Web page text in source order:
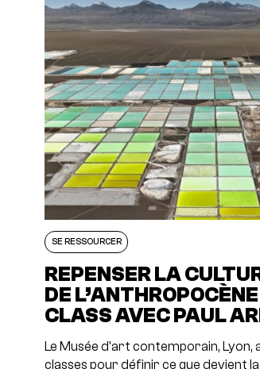
SE RESSOURCER
REPENSER LA
DE
CLASS AVEC PAUL
Le Musée d'art contemporain, Lyon,
classes pour définir ce que devient